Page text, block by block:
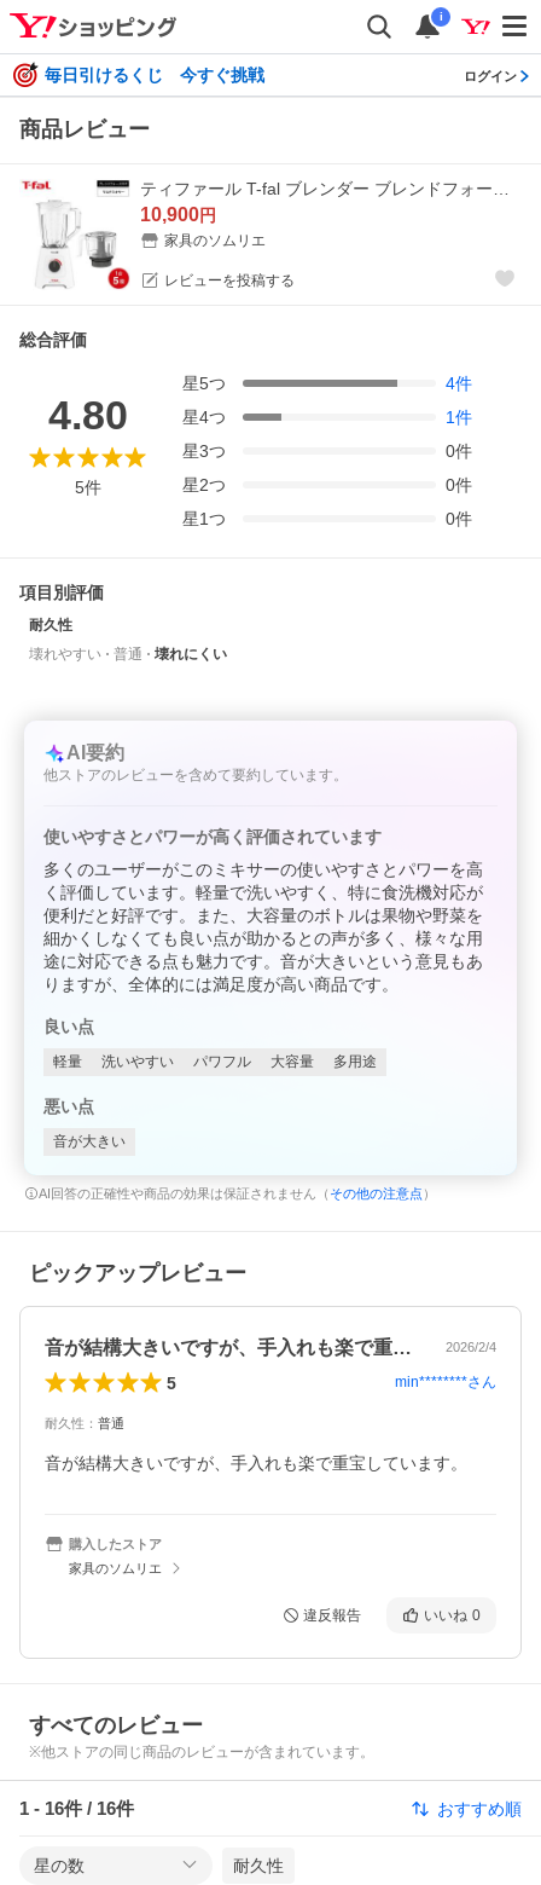
i
毎日引けるくじ 今すぐ挑戦 ログイン
商品レビュー
10,900円
家具のソムリエ
レビューを投稿する
総合評価
4.80
5件
星5つ 4件
星4つ 1件
星3つ 0件
星2つ 0件
星1つ 0件
項目別評価
耐久性
壊れやすい
普通 壊れにくい
AI要約
他ストアのレビューを含めて要約しています。
使いやすさとパワーが高く評価されています
多くのユーザーがこのミキサーの使いやすさとパワーを高
く評価しています。軽量で洗いやすく、特に食洗機対応が
便利だと好評です。また、大容量のボトルは果物や野菜を
細かくしなくても良い点が助かるとの声が多く、様々な用
途に対応できる点も魅力です。音が大きいという意見もあ
りますが、全体的には満足度が高い商品です。
良い点
軽量 洗いやすい パワフル 大容量 多用途
悪い点
音が大きい
AI回答の正確性や商品の効果は保証されません（ その他の注意点 ）
ピックアップレビュー
音が結構大きいですが、手入れも楽で重宝… 2026/2/4
5 min********さん
耐久性 ： 普通
音が結構大きいですが、手入れも楽で重宝しています。
購入したストア
家具のソムリエ
違反報告 いいね 0
すべてのレビュー
※他ストアの同じ商品のレビューが含まれています。
1 - 16件 / 16件 おすすめ順
星の数 耐久性